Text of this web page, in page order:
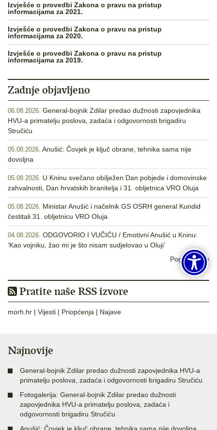
Izvješće o provedbi Zakona o pravu na pristup
informacijama za 2021.
Izvješće o provedbi Zakona o pravu na pristup
informacijama za 2020.
Izvješće o provedbi Zakona o pravu na pristup
informacijama za 2019.
Zadnje objavljeno
06.08.2026. General-bojnik Zdilar predao dužnosti zapovjednika
HVU-a primatelju poslova, zadaća i odgovornosti brigadiru
Stručiću
05.08.2026. Anušić: Čovjek je ključ obrane, tehnika sama nije
dovoljna
05.08.2026. U Kninu svečano obilježen Dan pobjede i domovinske
zahvalnosti, Dan hrvatskih branitelja i 31. obljetnica VRO Oluja
05.08.2026. Ministar Anušić i načelnik GS OSRH general Kundid
čestitali 31. obljetnicu VRO Oluja
04.08.2026. ODGOVORIO I VUČIĆU / Emotivni Anušić u Kninu:
‘Kao vojniku, žao mi je što nisam sudjelovao u Oluji’
Pogledaj sve
Pratite naše RSS izvore
morh.hr | Vijesti | Priopćenja | Najave
Najnovije
General-bojnik Zdilar predao dužnosti zapovjednika HVU-a
primatelju poslova, zadaća i odgovornosti brigadiru Stručiću
Fotogalerija: General-bojnik Zdilar predao dužnosti
zapovjednika HVU-a primatelju poslova, zadaća i
odgovornosti brigadiru Stručiću